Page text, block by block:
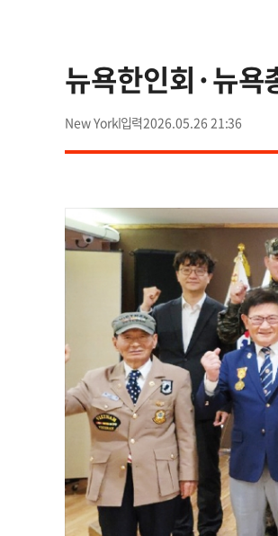
뉴욕한인회·뉴욕
New York 2026.05.26 21:36